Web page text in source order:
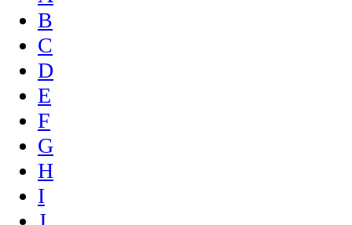
B
C
D
E
F
G
H
I